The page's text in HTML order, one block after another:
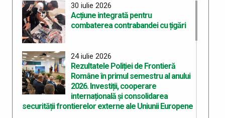
30 iulie 2026
Acțiune integrată pentru
combaterea contrabandei cu țigări
24 iulie 2026
Rezultatele Poliției de Frontieră
Române în primul semestru al anului
2026. Investiții, cooperare
internațională și consolidarea
securității frontierelor externe ale Uniunii Europene